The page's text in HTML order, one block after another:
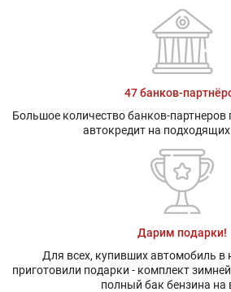
47 банков-
Большое количество банков-
автокредит на
Дарим подарки!
Для всех, купивших автомобиль
приготовили подарки - комплект
полный бак бензина на